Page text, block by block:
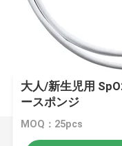
大人/新生児用
ースポンジ
MOQ：25pcs